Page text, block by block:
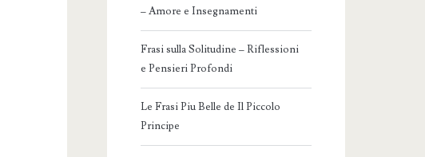
– Amore e Insegnamenti
Frasi sulla Solitudine – Riflessioni
e Pensieri Profondi
Le Frasi Piu Belle de Il Piccolo
Principe